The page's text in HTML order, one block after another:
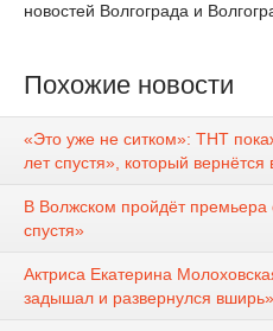
новостей Волгограда и
Похожие новости
«Это уже не ситком»: ТНТ
лет спустя», который
В Волжском пройдёт премьера
спустя»
Актриса Екатерина
задышал и развернулся вширь»